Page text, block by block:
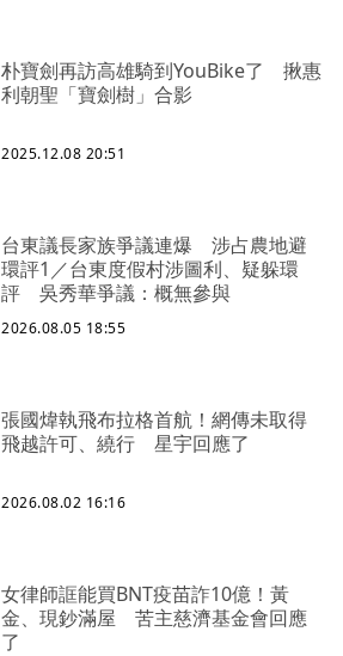
朴寶劍再訪高雄騎到YouBike了 揪惠
利朝聖「寶劍樹」合影
2025.12.08 20:51
台東議長家族爭議連爆 涉占農地避
環評1／台東度假村涉圖利、疑躲環
評 吳秀華爭議：概無參與
2026.08.05 18:55
張國煒執飛布拉格首航！網傳未取得
飛越許可、繞行 星宇回應了
2026.08.02 16:16
女律師誆能買BNT疫苗詐10億！黃
金、現鈔滿屋 苦主慈濟基金會回應
了